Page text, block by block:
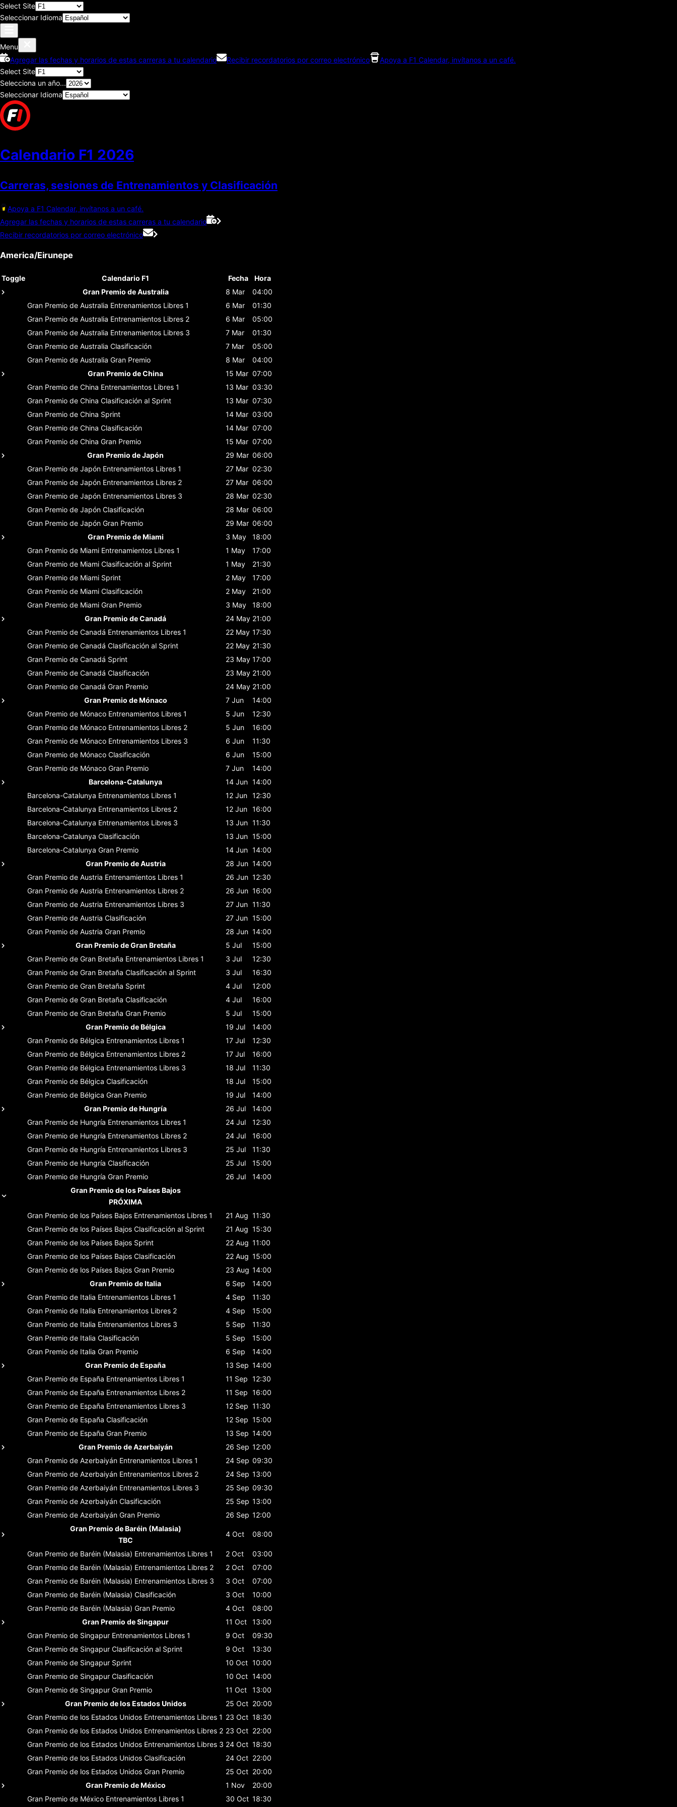
Select Site
Seleccionar Idioma
Menu
Agregar las fechas y horarios de estas carreras a tu calendario
Recibir recordatorios por correo electrónico
Apoya a F1 Calendar, invítanos a un café.
Select Site
Selecciona un año...
Seleccionar Idioma
Calendario F1 2026
Carreras, sesiones de Entrenamientos y Clasificación
Apoya a F1 Calendar, invítanos a un café.
Agregar las fechas y horarios de estas carreras a tu calendario
Recibir recordatorios por correo electrónico
America/Eirunepe
Toggle Calendario F1 Fecha
Hora
Gran Premio de Australia
8 Mar
04:00
Gran Premio de Australia Entrenamientos Libres 1 6 Mar
01:30
Gran Premio de Australia Entrenamientos Libres 2 6 Mar
05:00
Gran Premio de Australia Entrenamientos Libres 3 7 Mar
01:30
Gran Premio de Australia Clasificación 7 Mar
05:00
Gran Premio de Australia Gran Premio 8 Mar
04:00
Gran Premio de China
15 Mar 07:00
Gran Premio de China Entrenamientos Libres 1 13 Mar 03:30
Gran Premio de China Clasificación al Sprint 13 Mar 07:30
Gran Premio de China Sprint 14 Mar 03:00
Gran Premio de China Clasificación 14 Mar 07:00
Gran Premio de China Gran Premio 15 Mar 07:00
Gran Premio de Japón
29 Mar 06:00
Gran Premio de Japón Entrenamientos Libres 1 27 Mar 02:30
Gran Premio de Japón Entrenamientos Libres 2 27 Mar 06:00
Gran Premio de Japón Entrenamientos Libres 3 28 Mar 02:30
Gran Premio de Japón Clasificación 28 Mar 06:00
Gran Premio de Japón Gran Premio 29 Mar 06:00
Gran Premio de Miami
3 May
18:00
Gran Premio de Miami Entrenamientos Libres 1 1 May
17:00
Gran Premio de Miami Clasificación al Sprint 1 May
21:30
Gran Premio de Miami Sprint 2 May
17:00
Gran Premio de Miami Clasificación 2 May
21:00
Gran Premio de Miami Gran Premio 3 May
18:00
Gran Premio de Canadá
24 May 21:00
Gran Premio de Canadá Entrenamientos Libres 1 22 May 17:30
Gran Premio de Canadá Clasificación al Sprint 22 May 21:30
Gran Premio de Canadá Sprint 23 May 17:00
Gran Premio de Canadá Clasificación 23 May 21:00
Gran Premio de Canadá Gran Premio 24 May 21:00
Gran Premio de Mónaco
7 Jun
14:00
Gran Premio de Mónaco Entrenamientos Libres 1 5 Jun
12:30
Gran Premio de Mónaco Entrenamientos Libres 2 5 Jun
16:00
Gran Premio de Mónaco Entrenamientos Libres 3 6 Jun
11:30
Gran Premio de Mónaco Clasificación 6 Jun
15:00
Gran Premio de Mónaco Gran Premio 7 Jun
14:00
Barcelona-Catalunya
14 Jun 14:00
Barcelona-Catalunya Entrenamientos Libres 1 12 Jun 12:30
Barcelona-Catalunya Entrenamientos Libres 2 12 Jun 16:00
Barcelona-Catalunya Entrenamientos Libres 3 13 Jun 11:30
Barcelona-Catalunya Clasificación 13 Jun 15:00
Barcelona-Catalunya Gran Premio 14 Jun 14:00
Gran Premio de Austria
28 Jun 14:00
Gran Premio de Austria Entrenamientos Libres 1 26 Jun 12:30
Gran Premio de Austria Entrenamientos Libres 2 26 Jun 16:00
Gran Premio de Austria Entrenamientos Libres 3 27 Jun 11:30
Gran Premio de Austria Clasificación 27 Jun 15:00
Gran Premio de Austria Gran Premio 28 Jun 14:00
Gran Premio de Gran Bretaña
5 Jul
15:00
Gran Premio de Gran Bretaña Entrenamientos Libres 1 3 Jul
12:30
Gran Premio de Gran Bretaña Clasificación al Sprint 3 Jul
16:30
Gran Premio de Gran Bretaña Sprint 4 Jul
12:00
Gran Premio de Gran Bretaña Clasificación 4 Jul
16:00
Gran Premio de Gran Bretaña Gran Premio 5 Jul
15:00
Gran Premio de Bélgica
19 Jul
14:00
Gran Premio de Bélgica Entrenamientos Libres 1 17 Jul
12:30
Gran Premio de Bélgica Entrenamientos Libres 2 17 Jul
16:00
Gran Premio de Bélgica Entrenamientos Libres 3 18 Jul
11:30
Gran Premio de Bélgica Clasificación 18 Jul
15:00
Gran Premio de Bélgica Gran Premio 19 Jul
14:00
Gran Premio de Hungría
26 Jul
14:00
Gran Premio de Hungría Entrenamientos Libres 1 24 Jul
12:30
Gran Premio de Hungría Entrenamientos Libres 2 24 Jul
16:00
Gran Premio de Hungría Entrenamientos Libres 3 25 Jul
11:30
Gran Premio de Hungría Clasificación 25 Jul
15:00
Gran Premio de Hungría Gran Premio 26 Jul
14:00
Gran Premio de los Países Bajos
PRÓXIMA
Gran Premio de los Países Bajos Entrenamientos Libres 1 21 Aug 11:30
Gran Premio de los Países Bajos Clasificación al Sprint 21 Aug 15:30
Gran Premio de los Países Bajos Sprint 22 Aug 11:00
Gran Premio de los Países Bajos Clasificación 22 Aug 15:00
Gran Premio de los Países Bajos Gran Premio 23 Aug 14:00
Gran Premio de Italia
6 Sep
14:00
Gran Premio de Italia Entrenamientos Libres 1 4 Sep
11:30
Gran Premio de Italia Entrenamientos Libres 2 4 Sep
15:00
Gran Premio de Italia Entrenamientos Libres 3 5 Sep
11:30
Gran Premio de Italia Clasificación 5 Sep
15:00
Gran Premio de Italia Gran Premio 6 Sep
14:00
Gran Premio de España
13 Sep 14:00
Gran Premio de España Entrenamientos Libres 1 11 Sep 12:30
Gran Premio de España Entrenamientos Libres 2 11 Sep 16:00
Gran Premio de España Entrenamientos Libres 3 12 Sep 11:30
Gran Premio de España Clasificación 12 Sep 15:00
Gran Premio de España Gran Premio 13 Sep 14:00
Gran Premio de Azerbaiyán
26 Sep 12:00
Gran Premio de Azerbaiyán Entrenamientos Libres 1 24 Sep 09:30
Gran Premio de Azerbaiyán Entrenamientos Libres 2 24 Sep 13:00
Gran Premio de Azerbaiyán Entrenamientos Libres 3 25 Sep 09:30
Gran Premio de Azerbaiyán Clasificación 25 Sep 13:00
Gran Premio de Azerbaiyán Gran Premio 26 Sep 12:00
Gran Premio de Baréin (Malasia)
TBC
4 Oct 08:00
Gran Premio de Baréin (Malasia) Entrenamientos Libres 1 2 Oct
03:00
Gran Premio de Baréin (Malasia) Entrenamientos Libres 2 2 Oct
07:00
Gran Premio de Baréin (Malasia) Entrenamientos Libres 3 3 Oct
07:00
Gran Premio de Baréin (Malasia) Clasificación 3 Oct
10:00
Gran Premio de Baréin (Malasia) Gran Premio 4 Oct
08:00
Gran Premio de Singapur
11 Oct
13:00
Gran Premio de Singapur Entrenamientos Libres 1 9 Oct
09:30
Gran Premio de Singapur Clasificación al Sprint 9 Oct
13:30
Gran Premio de Singapur Sprint 10 Oct 10:00
Gran Premio de Singapur Clasificación 10 Oct 14:00
Gran Premio de Singapur Gran Premio 11 Oct
13:00
Gran Premio de los Estados Unidos
25 Oct 20:00
Gran Premio de los Estados Unidos Entrenamientos Libres 1 23 Oct 18:30
Gran Premio de los Estados Unidos Entrenamientos Libres 2 23 Oct 22:00
Gran Premio de los Estados Unidos Entrenamientos Libres 3 24 Oct 18:30
Gran Premio de los Estados Unidos Clasificación 24 Oct 22:00
Gran Premio de los Estados Unidos Gran Premio 25 Oct 20:00
Gran Premio de México
1 Nov
20:00
Gran Premio de México Entrenamientos Libres 1 30 Oct 18:30